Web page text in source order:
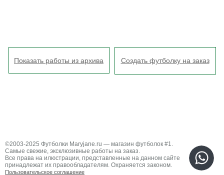
Показать работы из архива Создать футболку на заказ
©2003-2025 Футболки Maryjane.ru — магазин футболок #1.
Самые свежие, эксклюзивные работы на заказ.
Все права на илюстрации, представленные на данном сайте
принадлежат их правообладателям. Охраняется законом.
Пользовательское соглашение